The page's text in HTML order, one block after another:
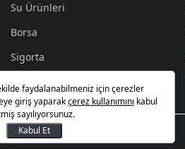
Su Ürünleri
Borsa
Sigorta
İşçi
faydalanabilmeniz için çerezler
giriş yaparakçerez kullanımını kabul
sayılıyorsunuz.
Kabul Et